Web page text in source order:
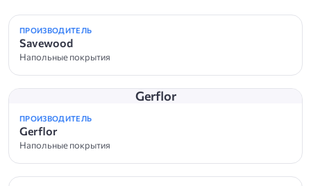
ПРОИЗВОДИТЕЛЬ
Savewood
Напольные покрытия
Gerflor
ПРОИЗВОДИТЕЛЬ
Gerflor
Напольные покрытия